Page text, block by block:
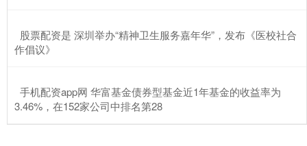
​股票配资是 深圳举办“精神卫生服务嘉年华”，发布《医校社合
作倡议》
​手机配资app网 华富基金债券型基金近1年基金的收益率为
3.46%，在152家公司中排名第28